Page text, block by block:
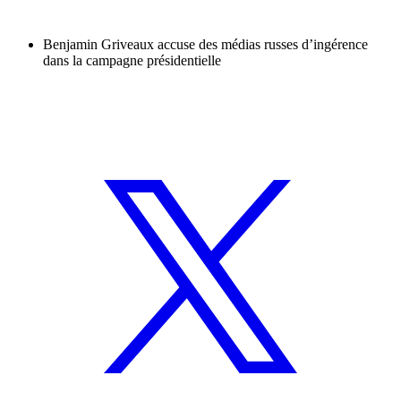
Benjamin Griveaux accuse des médias russes d’ingérence
dans la campagne présidentielle